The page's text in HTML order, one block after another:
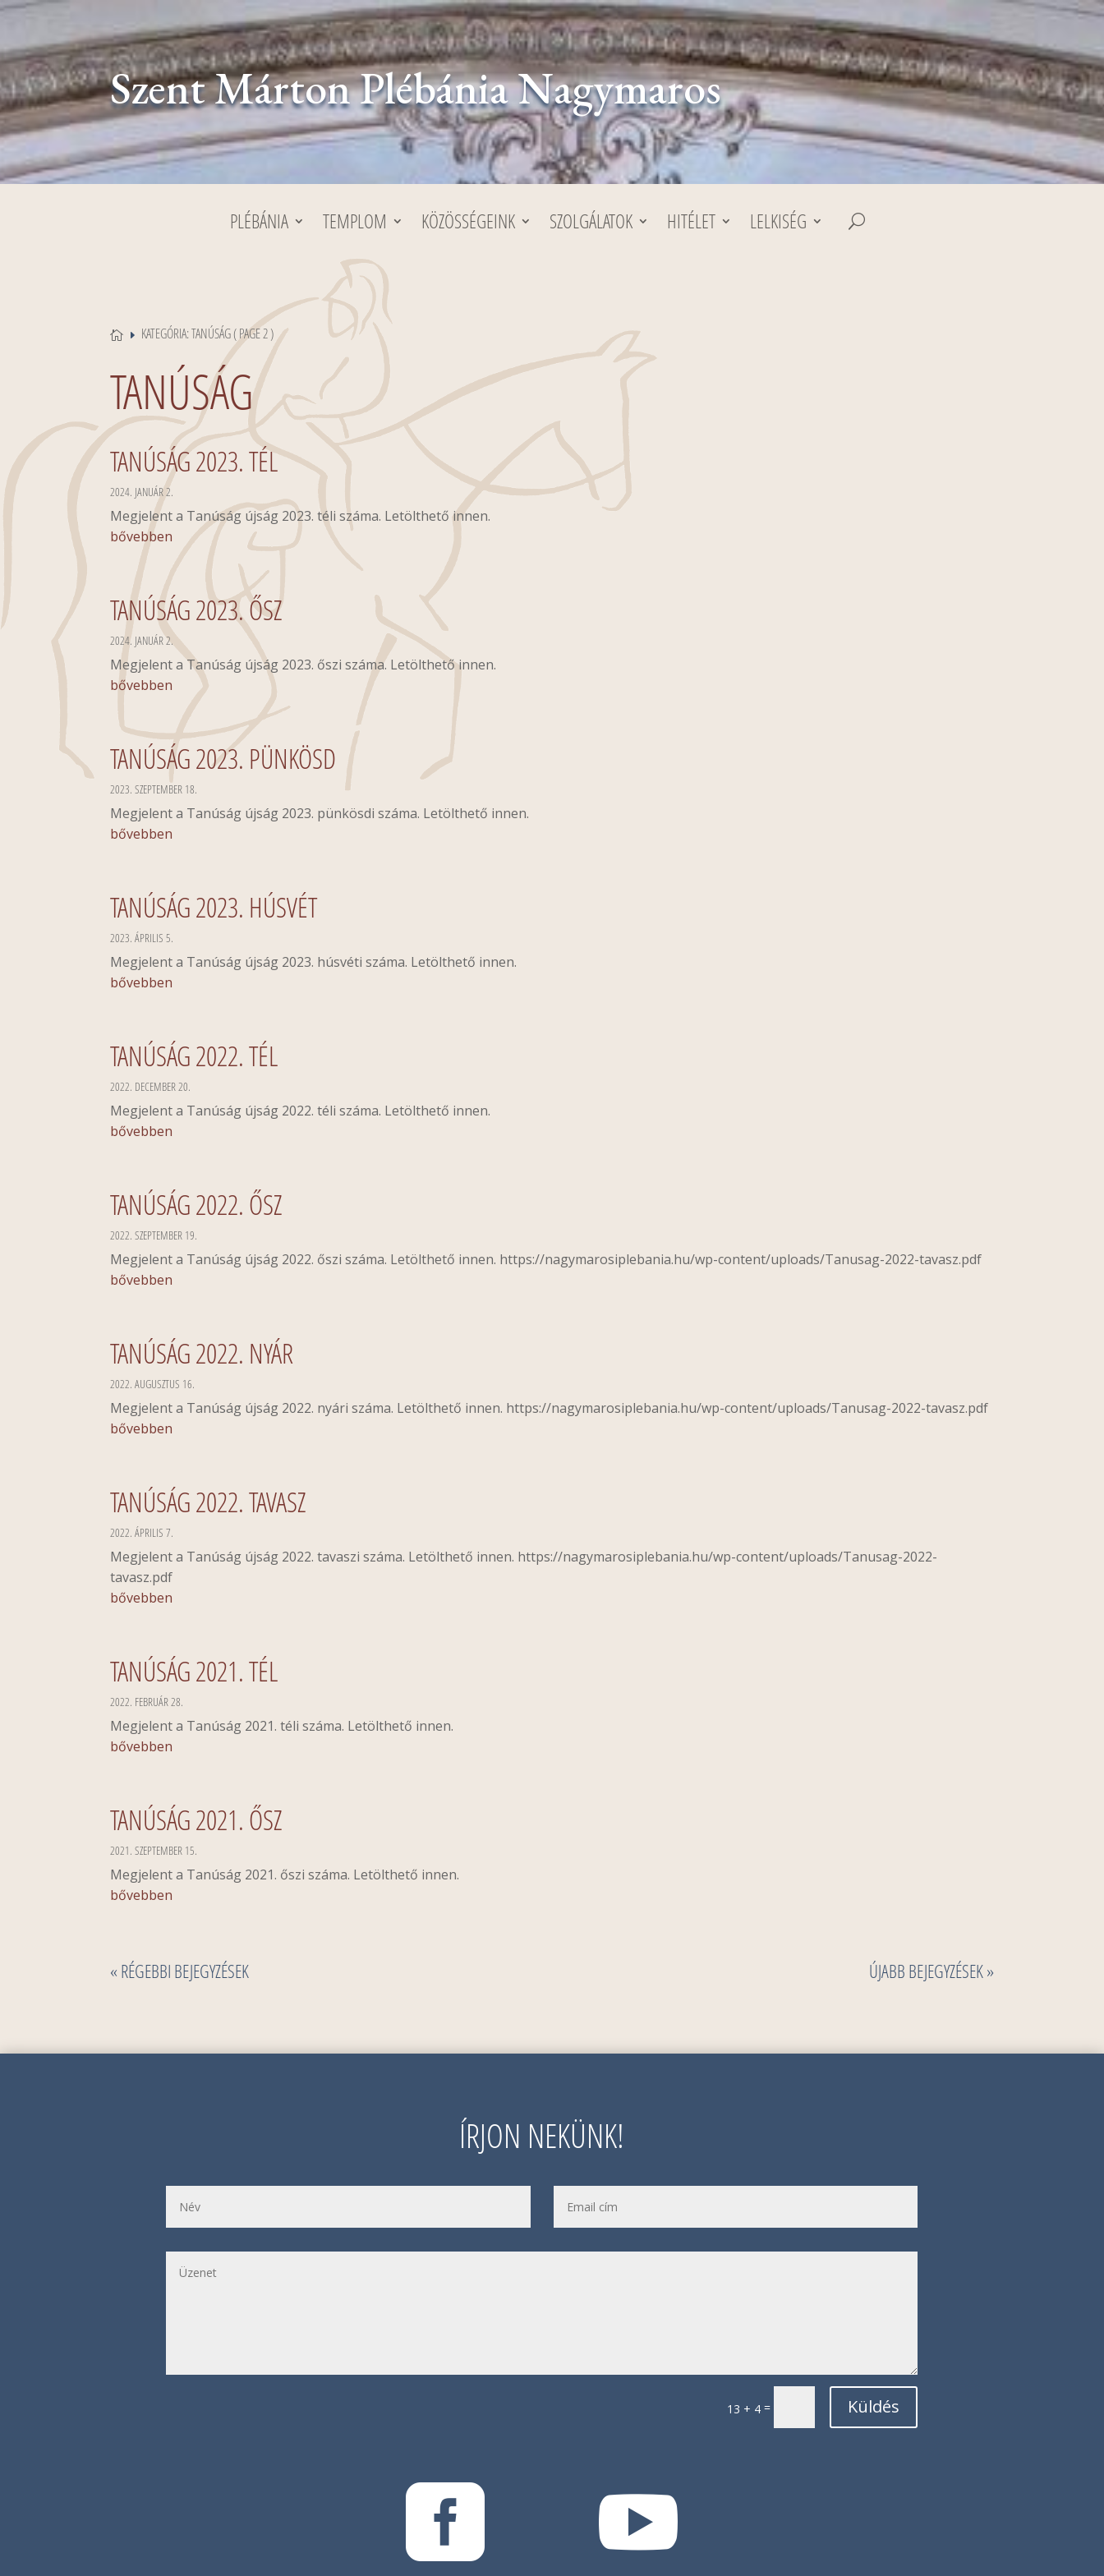
Szent Márton Plébánia Nagymaros
PLÉBÁNIA TEMPLOM KÖZÖSSÉGEINK SZOLGÁLATOK HITÉLET LELKISÉG
 E KATEGÓRIA: TANÚSÁG( PAGE 2 )
TANÚSÁG
TANÚSÁG 2023. TÉL
2024. JANUÁR 2.
Megjelent a Tanúság újság 2023. téli száma. Letölthető innen.
bővebben
TANÚSÁG 2023. ŐSZ
2024. JANUÁR 2.
Megjelent a Tanúság újság 2023. őszi száma. Letölthető innen.
bővebben
TANÚSÁG 2023. PÜNKÖSD
2023. SZEPTEMBER 18.
Megjelent a Tanúság újság 2023. pünkösdi száma. Letölthető innen.
bővebben
TANÚSÁG 2023. HÚSVÉT
2023. ÁPRILIS 5.
Megjelent a Tanúság újság 2023. húsvéti száma. Letölthető innen.
bővebben
TANÚSÁG 2022. TÉL
2022. DECEMBER 20.
Megjelent a Tanúság újság 2022. téli száma. Letölthető innen.
bővebben
TANÚSÁG 2022. ŐSZ
2022. SZEPTEMBER 19.
Megjelent a Tanúság újság 2022. őszi száma. Letölthető innen. https://nagymarosiplebania.hu/wp-content/uploads/Tanusag-2022-tavasz.pdf
bővebben
TANÚSÁG 2022. NYÁR
2022. AUGUSZTUS 16.
Megjelent a Tanúság újság 2022. nyári száma. Letölthető innen. https://nagymarosiplebania.hu/wp-content/uploads/Tanusag-2022-tavasz.pdf
bővebben
TANÚSÁG 2022. TAVASZ
2022. ÁPRILIS 7.
Megjelent a Tanúság újság 2022. tavaszi száma. Letölthető innen. https://nagymarosiplebania.hu/wp-content/uploads/Tanusag-2022-
tavasz.pdf
bővebben
TANÚSÁG 2021. TÉL
2022. FEBRUÁR 28.
Megjelent a Tanúság 2021. téli száma. Letölthető innen.
bővebben
TANÚSÁG 2021. ŐSZ
2021. SZEPTEMBER 15.
Megjelent a Tanúság 2021. őszi száma. Letölthető innen.
bővebben
« RÉGEBBI BEJEGYZÉSEK ÚJABB BEJEGYZÉSEK »
ÍRJON NEKÜNK!
13 + 4 = Küldés
 